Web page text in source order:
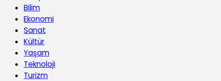
Bilim
Ekonomi
Sanat
Kültür
Yaşam
Teknoloji
Turizm